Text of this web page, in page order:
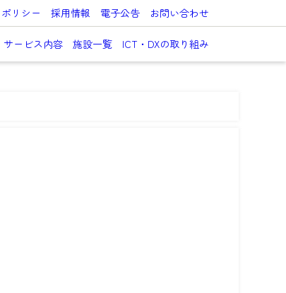
リシー 採用情報 電子公告 お問い合わせ
サービス内容 施設一覧 ICT・DXの取り組み